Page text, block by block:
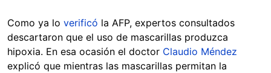
Como ya lo verificó la AFP, expertos consultados
descartaron que el uso de mascarillas produzca
hipoxia. En esa ocasión el doctor Claudio Méndez
explicó que mientras las mascarillas permitan la